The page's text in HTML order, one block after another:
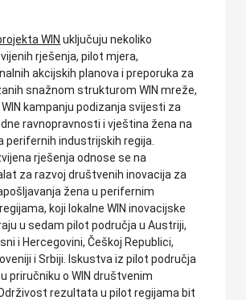
WIN uključuju nekoliko
rješenja, pilot mjera,
akcijskih planova i preporuka za
snažnom strukturom WIN mreže,
kampanju podizanja svijesti za
ravnopravnosti i vještina žena na
perifernih industrijskih regija.
rješenja odnose se na
za razvoj društvenih inovacija za
žena u perifernim
koji lokalne WIN inovacijske
u sedam pilot područja u Austriji,
i Hercegovini, Češkoj Republici,
i Srbiji. Iskustva iz pilot područja
priručniku o WIN društvenim
rezultata u pilot regijama bit